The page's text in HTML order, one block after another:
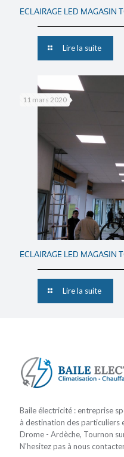
ECLAIRAGE LED MAGASIN
Lire la suite
11 mars 2020
ECLAIRAGE LED MAGASIN
Lire la suite
Baile électricité : entreprise
à destination des particuliers
Drome - Ardèche, Tournon
N'hesitez pas à nous